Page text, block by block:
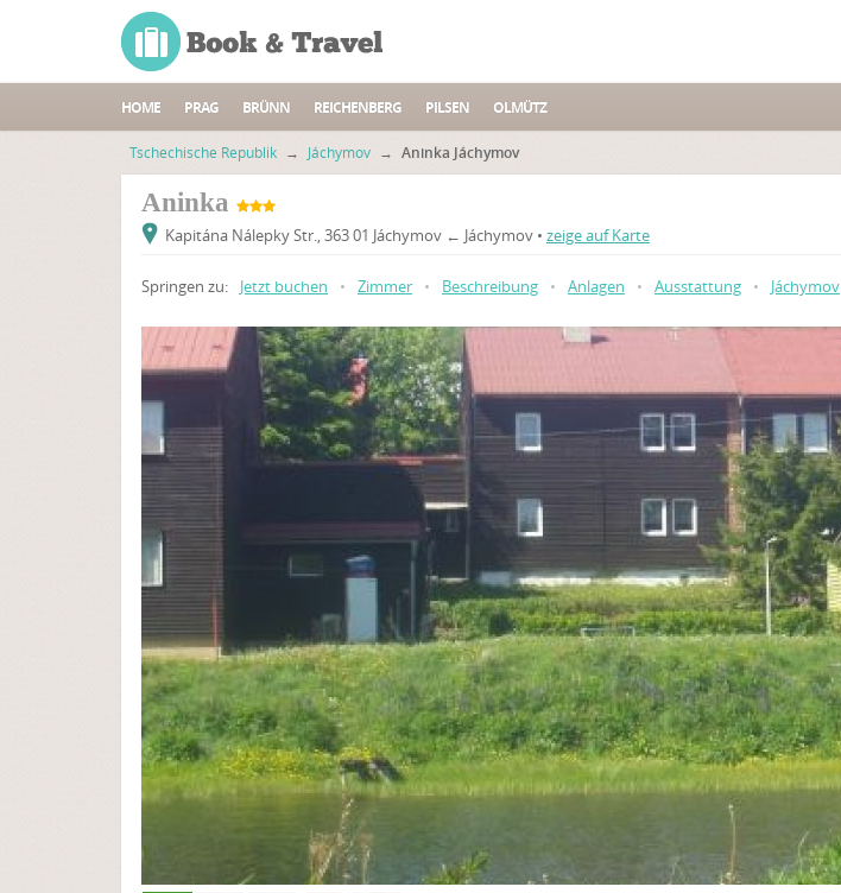
HOME PRAG BRÜNN REICHENBERG PILSEN OLMÜTZ
Tschechische Republik → Jáchymov → Aninka Jáchymov
Aninka
Kapitána Nálepky Str., 363 01 Jáchymov ← Jáchymov • zeige auf Karte
Springen zu: Jetzt buchen • Zimmer • Beschreibung • Anlagen • Ausstattung • Jáchymov